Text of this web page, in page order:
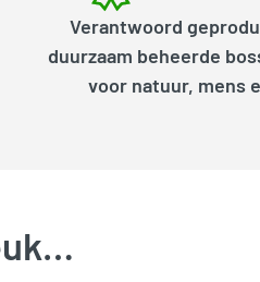
Verantwoord
duurzaam beheerde
voor natuur, mens